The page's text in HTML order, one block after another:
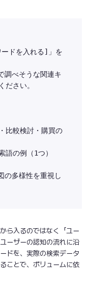
ドを入れる]」を
調べそうな関連キ
ださい。
比較検討・購買の
の例（1つ）
の多様性を重視し
ら入るのではなく「ユー
ーザーの認知の流れに沿
ドを、実際の検索データ
ことで、ボリュームに依